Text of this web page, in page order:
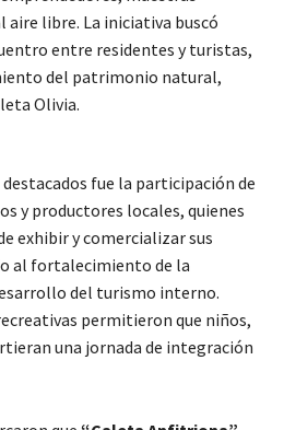
aire libre. La iniciativa buscó
entre residentes y turistas,
del patrimonio natural,
Olivia.
fue la participación de
y productores locales, quienes
exhibir y comercializar sus
al fortalecimiento de la
del turismo interno.
permitieron que niños,
una jornada de integración